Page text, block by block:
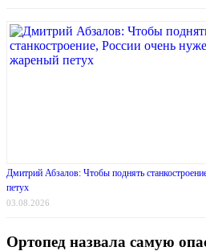
Дмитрий Абзалов: Чтобы поднять
петух
03.08.2026
Ортопед назвала самую